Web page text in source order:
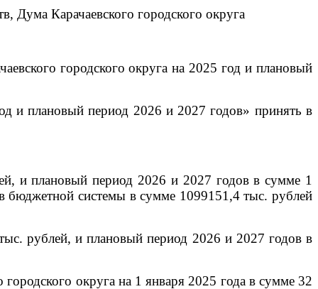
Дума Карачаевского городского округа
городского округа на 2025 годи плановый
и плановый период 2026 и 2027 годов» принять в
и плановый период 2026 и 2027 годов в сумме 1
бюджетной системы в сумме 1099151,4 тыс. рублей
рублей, и плановый период 2026 и 2027 годов в
городского округа на 1 января 2025 года в сумме 32